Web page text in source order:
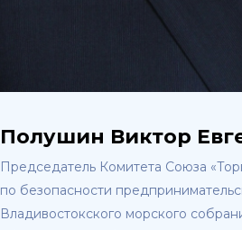
Полушин Виктор
Председатель Комитета Союза
по безопасности
Владивостокского морского